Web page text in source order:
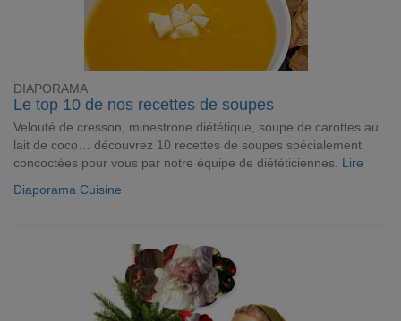
DIAPORAMA
Le top 10 de nos recettes de soupes
Velouté de cresson, minestrone diététique, soupe de carottes au
lait de coco… découvrez 10 recettes de soupes spécialement
concoctées pour vous par notre équipe de diététiciennes. Lire
Diaporama Cuisine